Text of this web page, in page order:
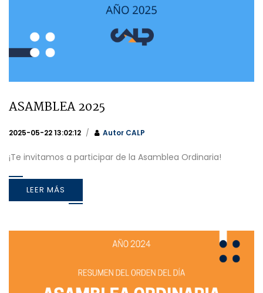
ASAMBLEA 2025
2025-05-22 13:02:12 Autor CALP
¡Te invitamos a participar de la Asamblea Ordinaria!
LEER MÁS